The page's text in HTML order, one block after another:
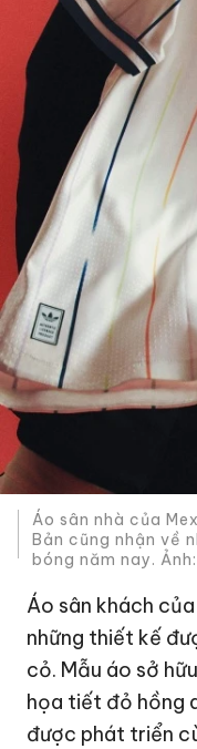
Áo sân nhà của
Bản cũng nhận về
bóng năm nay. Ảnh:
Áo sân khách
những thiết kế
cỏ. Mẫu áo sở
họa tiết đỏ hồng
được phát triển